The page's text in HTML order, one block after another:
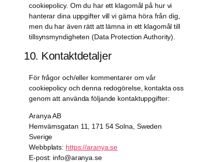
cookiepolicy. Om du har ett klagomål på hur vi
hanterar dina uppgifter vill vi gärna höra från dig,
men du har även rätt att lämna in ett klagomål till
tillsynsmyndigheten (Data Protection Authority).
10. Kontaktdetaljer
För frågor och/eller kommentarer om vår
cookiepolicy och denna redogörelse, kontakta oss
genom att använda följande kontaktuppgifter:
Aranya AB
Hemvärnsgatan 11, 171 54 Solna, Sweden
Sverige
Webbplats: https://aranya.se
E-post: info@aranya.se